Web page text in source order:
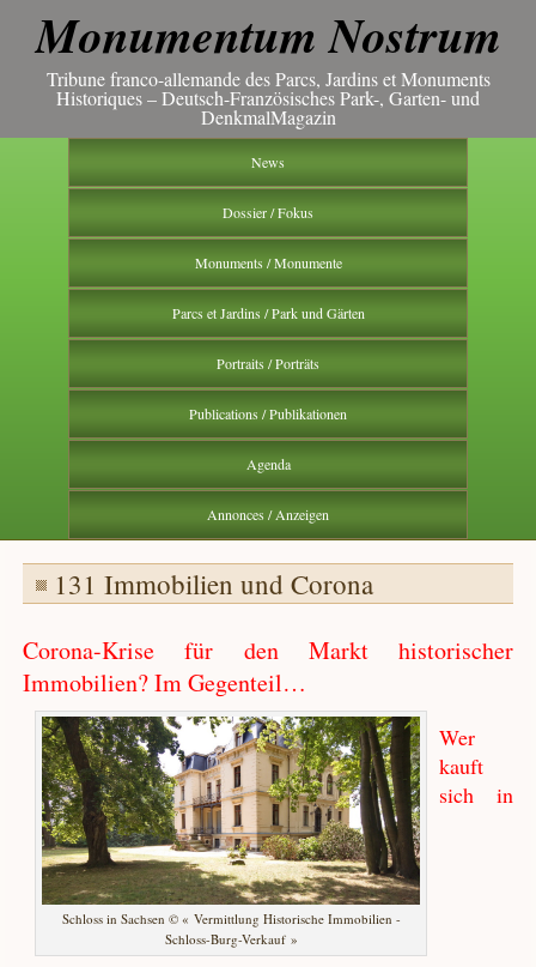
Monumentum Nostrum
Tribune franco-allemande des Parcs, Jardins et Monuments
Historiques – Deutsch-Französisches Park-, Garten- und
DenkmalMagazin
News
Dossier / Fokus
Monuments / Monumente
Parcs et Jardins / Park und Gärten
Portraits / Porträts
Publications / Publikationen
Agenda
Annonces / Anzeigen
131 Immobilien und Corona
Corona-Krise für den Markt historischer
Immobilien? Im Gegenteil…
Schloss in Sachsen © « Vermittlung Historische Immobilien -
Schloss-Burg-Verkauf »
Wer
kauft
sich in